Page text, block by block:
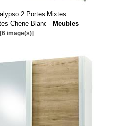
2 Portes Mixtes
Chene Blanc - Meubles
[6 image(s)]